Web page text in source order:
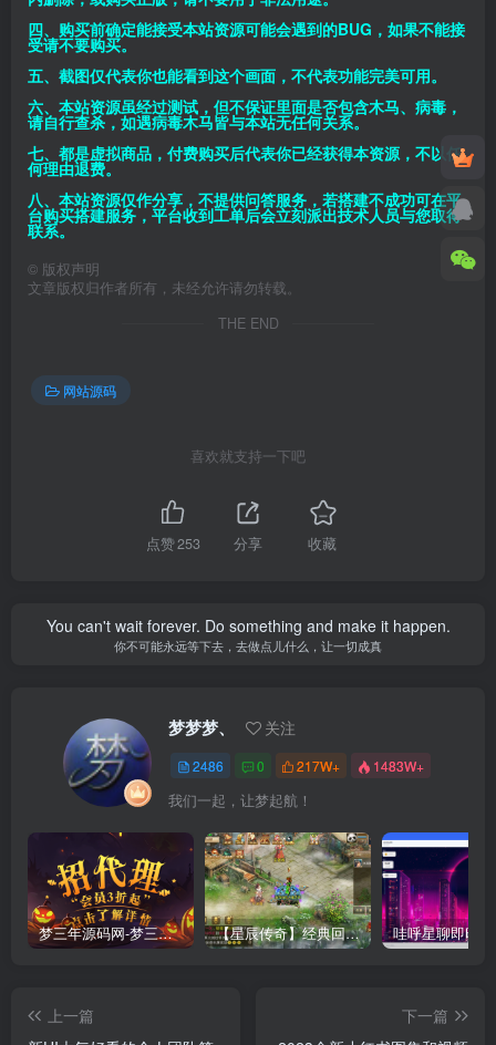
四、购买前确定能接受本站资源可能会遇到的BUG，如果不能接
受请不要购买。
五、截图仅代表你也能看到这个画面，不代表功能完美可用。
六、本站资源虽经过测试，但不保证里面是否包含木马、病毒，
请自行查杀，如遇病毒木马皆与本站无任何关系。
七、都是虚拟商品，付费购买后代表你已经获得本资源，不以任
何理由退费。
八、本站资源仅作分享，不提供问答服务，若搭建不成功可在平
台购买搭建服务，平台收到工单后会立刻派出技术人员与您取得
联系。
© 版权声明
文章版权归作者所有，未经允许请勿转载。
THE END
网站源码
喜欢就支持一下吧
点赞253 分享 收藏
You can't wait forever. Do something and make it happen.
你不可能永远等下去，去做点儿什么，让一切成真
梦梦梦、 关注
2486 0 217W+ 1483W+
我们一起，让梦起航！
梦三年源码网-梦三年ym会员代理详情 【星辰传奇】经典回合制手游+安卓端+GM工具+详细搭建教程
上一篇
下一篇